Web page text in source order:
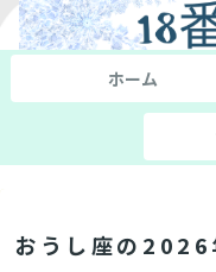
ホーム
おうし座の2026